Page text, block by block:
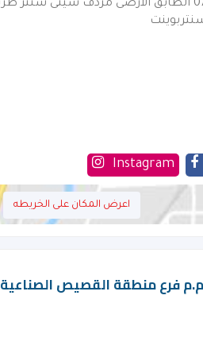
Instagram
اعرض المكان على الخريطه
فرع منطقة القصيص الصناعية 1